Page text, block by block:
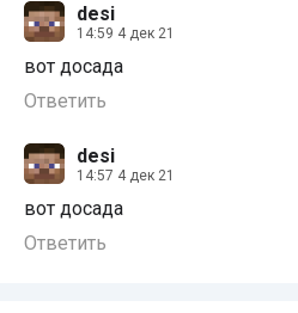
desi
14:59 4 дек 21
вот досада
Ответить
desi
14:57 4 дек 21
вот досада
Ответить